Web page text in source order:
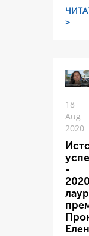
>
18
Aug
2020
-